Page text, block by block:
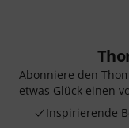
Abonniere den
etwas Glück einen
Inspirierende